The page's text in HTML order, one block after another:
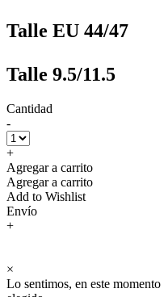
Talle EU 44/47
Talle 9.5/11.5
Cantidad
-
+
Agregar a carrito
Agregar a carrito
Add to Wishlist
Envío
+
×
Lo sentimos, en este